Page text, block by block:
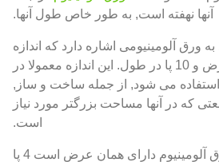
آنها نهفته است, به طور خاص طول آنها.
4ورق آلومینیوم × 10 به ورق آلومینیومی اشاره دارد که اندازه
گیری می کند 4 پا در عرض و 10 پا در طول. این اندازه معمولا در
می شود, از جمله ساخت و ساز,
که در آنها مساحت بزرگتر مورد نیاز
است.
از سوی دیگر, 4× 8 ورق آلومینیوم دارای همان عرض است 4 پا